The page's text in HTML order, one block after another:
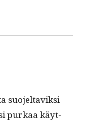
suo­jeltaviksi
purkaa käyt­